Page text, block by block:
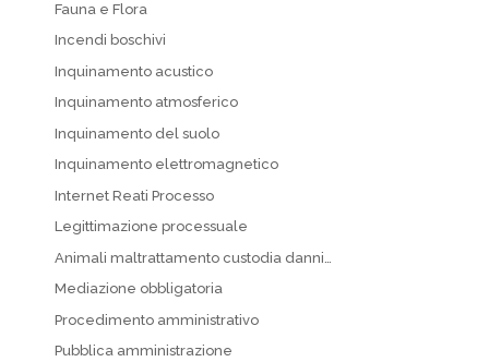
Fauna e Flora
Incendi boschivi
Inquinamento acustico
Inquinamento atmosferico
Inquinamento del suolo
Inquinamento elettromagnetico
Internet Reati Processo
Legittimazione processuale
Animali maltrattamento custodia danni…
Mediazione obbligatoria
Procedimento amministrativo
Pubblica amministrazione